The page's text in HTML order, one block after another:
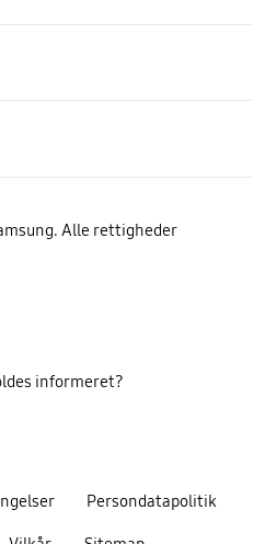
Alle rettigheder
Persondatapolitik
informeret?